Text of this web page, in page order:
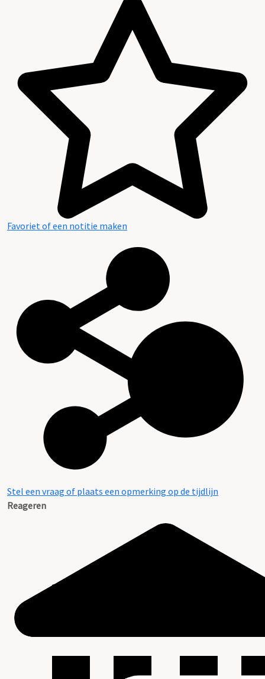
Favoriet of een notitie maken
Stel een vraag of plaats een opmerking op de tijdlijn
Reageren